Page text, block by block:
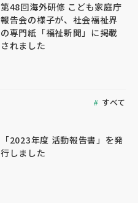
第48回海外研修 こども家庭庁
報告会の様子が、社会福祉界
の専門紙「福祉新聞」に掲載
されました
すべて
「2023年度 活動報告書」を発
行しました